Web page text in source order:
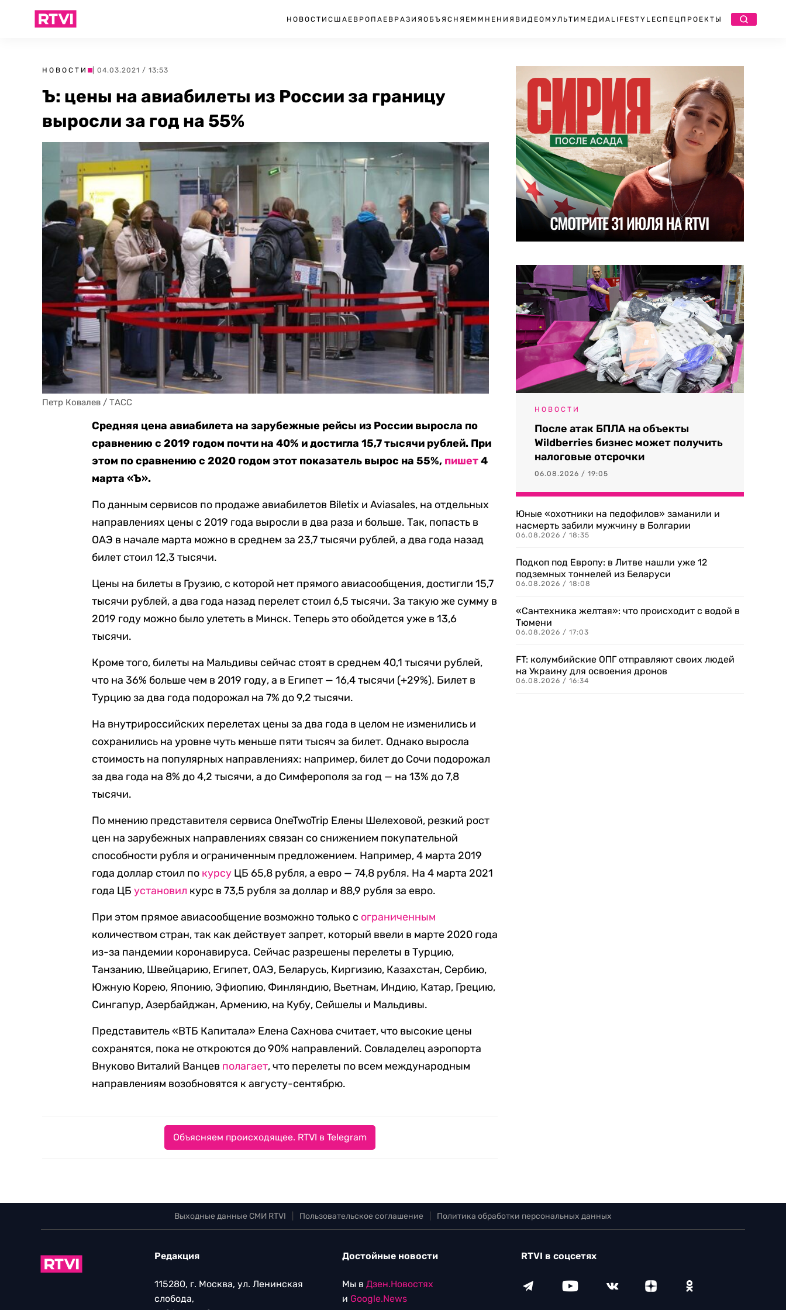
НОВОСТИ США ЕВРОПА ЕВРАЗИЯ ОБЪЯСНЯЕМ МНЕНИЯ ВИДЕО МУЛЬТИМЕДИА LIFESTYLEСПЕЦПРОЕКТЫ
НОВОСТИ | 04.03.2021 / 13:53
Ъ: цены на авиабилеты из России за границу
выросли за год на 55%
Петр Ковалев / ТАСС
Средняя цена авиабилета на зарубежные рейсы из России выросла по
сравнению с 2019 годом почти на 40% и достигла 15,7 тысячи рублей. При
этом по сравнению с 2020 годом этот показатель вырос на 55%, пишет4
марта «Ъ».
По данным сервисов по продаже авиабилетов Biletix и Aviasales, на отдельных
направлениях цены с 2019 года выросли в два раза и больше. Так, попасть в
ОАЭ в начале марта можно в среднем за 23,7 тысячи рублей, а два года назад
билет стоил 12,3 тысячи.
Цены на билеты в Грузию, с которой нет прямого авиасообщения, достигли 15,7
тысячи рублей, а два года назад перелет стоил 6,5 тысячи. За такую же сумму в
2019 году можно было улететь в Минск. Теперь это обойдется уже в 13,6
тысячи.
Кроме того, билеты на Мальдивы сейчас стоят в среднем 40,1 тысячи рублей,
что на 36% больше чем в 2019 году, а в Египет — 16,4 тысячи (+29%). Билет в
Турцию за два года подорожал на 7% до 9,2 тысячи.
На внутрироссийских перелетах цены за два года в целом не изменились и
сохранились на уровне чуть меньше пяти тысяч за билет. Однако выросла
стоимость на популярных направлениях: например, билет до Сочи подорожал
за два года на 8% до 4,2 тысячи, а до Симферополя за год — на 13% до 7,8
тысячи.
По мнению представителя сервиса OneTwoTrip Елены Шелеховой, резкий рост
цен на зарубежных направлениях связан со снижением покупательной
способности рубля и ограниченным предложением. Например, 4 марта 2019
года доллар стоил по курсу ЦБ 65,8 рубля, а евро — 74,8 рубля. На 4 марта 2021
года ЦБустановил курс в 73,5 рубля за доллар и 88,9 рубля за евро.
При этом прямое авиасообщение возможно только с ограниченным
количеством стран, так как действует запрет, который ввели в марте 2020 года
из-за пандемии коронавируса. Сейчас разрешены перелеты в Турцию,
Танзанию, Швейцарию, Египет, ОАЭ, Беларусь, Киргизию, Казахстан, Сербию,
Южную Корею, Японию, Эфиопию, Финляндию, Вьетнам, Индию, Катар, Грецию,
Сингапур, Азербайджан, Армению, на Кубу, Сейшелы и Мальдивы.
Представитель «ВТБ Капитала» Елена Сахнова считает, что высокие цены
сохранятся, пока не откроются до 90% направлений. Совладелец аэропорта
Внуково Виталий Ванцев полагает, что перелеты по всем международным
направлениям возобновятся к августу-сентябрю.
Объясняем происходящее. RTVI в Telegram
НОВОСТИ
После атак БПЛА на объекты
Wildberries бизнес может получить
налоговые отсрочки
06.08.2026 / 19:05
Юные «охотники на педофилов» заманили и
насмерть забили мужчину в Болгарии
06.08.2026 / 18:35
Подкоп под Европу: в Литве нашли уже 12
подземных тоннелей из Беларуси
06.08.2026 / 18:08
«Сантехника желтая»: что происходит с водой в
Тюмени
06.08.2026 / 17:03
FT: колумбийские ОПГ отправляют своих людей
на Украину для освоения дронов
06.08.2026 / 16:34
Выходные данные СМИ RTVI Пользовательское соглашение Политика обработки персональных данных
Редакция
115280, г. Москва, ул. Ленинская
слобода,
Достойные новости
Мы в Дзен.Новостях
и Google.News
RTVI в соцсетях